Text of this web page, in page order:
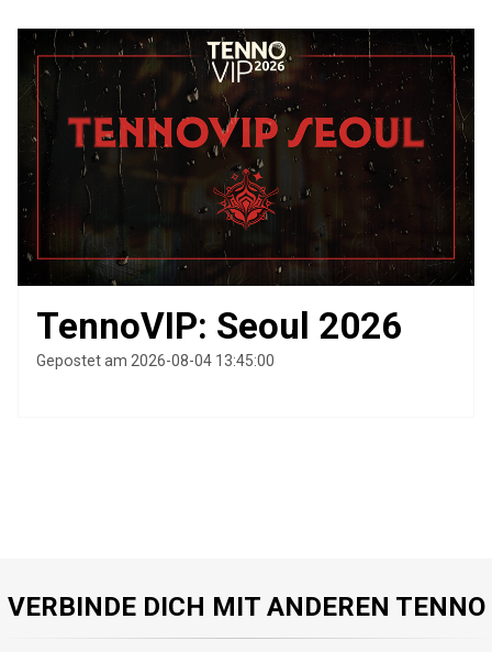
TennoVIP: Seoul 2026
Gepostet am 2026-08-04 13:45:00
VERBINDE DICH MIT ANDEREN TENNO